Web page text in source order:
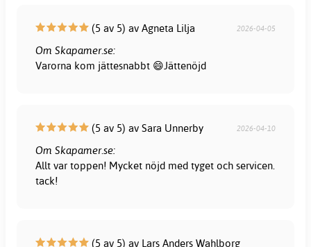
(5 av 5) av Agneta Lilja 2026-04-05
Om Skapamer.se:
Varorna kom jättesnabbt 😄Jättenöjd
(5 av 5) av Sara Unnerby 2026-04-10
Om Skapamer.se:
Allt var toppen! Mycket nöjd med tyget och servicen.
tack!
(5 av 5) av Lars Anders Wahlborg